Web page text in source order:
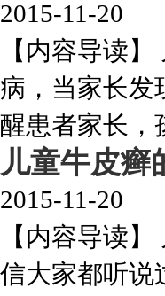
2015-11-20
【内容导读
病，当家长发
醒患者家长，
儿童牛皮癣
2015-11-20
【内容导读
信大家都听说